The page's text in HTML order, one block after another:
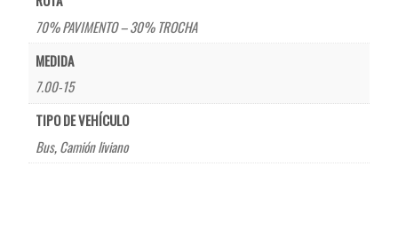
70% PAVIMENTO – 30% TROCHA
MEDIDA
7.00-15
TIPO DE VEHÍCULO
Bus,Camión liviano